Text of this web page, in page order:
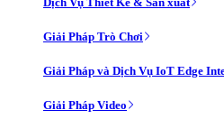
Giải Pháp Trò Chơi
Giải Pháp và Dịch Vụ IoT Edge
Giải Pháp Video